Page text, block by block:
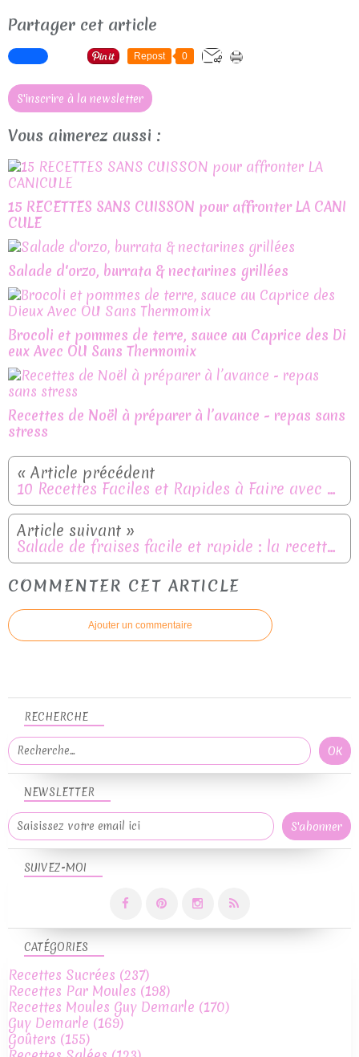
Partager cet article
Repost 0
S'inscrire à la newsletter
Vous aimerez aussi :
15 RECETTES SANS CUISSON pour affronter LA CANI
CULE
Salade d'orzo, burrata & nectarines grillées
Brocoli et pommes de terre, sauce au Caprice des Di
eux Avec OU Sans Thermomix
Recettes de Noël à préparer à l’avance - repas sans
stress
10 Recettes Faciles et Rapides à Faire avec des Ingrédients de Base
Salade de fraises facile et rapide : la recette fraîcheur de l'été
COMMENTER CET ARTICLE
Ajouter un commentaire
NEWSLETTER
SUIVEZ-MOI
RECHERCHE
CATÉGORIES
Recettes Sucrées (237)
Recettes Par Moules (198)
Recettes Moules Guy Demarle (170)
Guy Demarle (169)
Goûters (155)